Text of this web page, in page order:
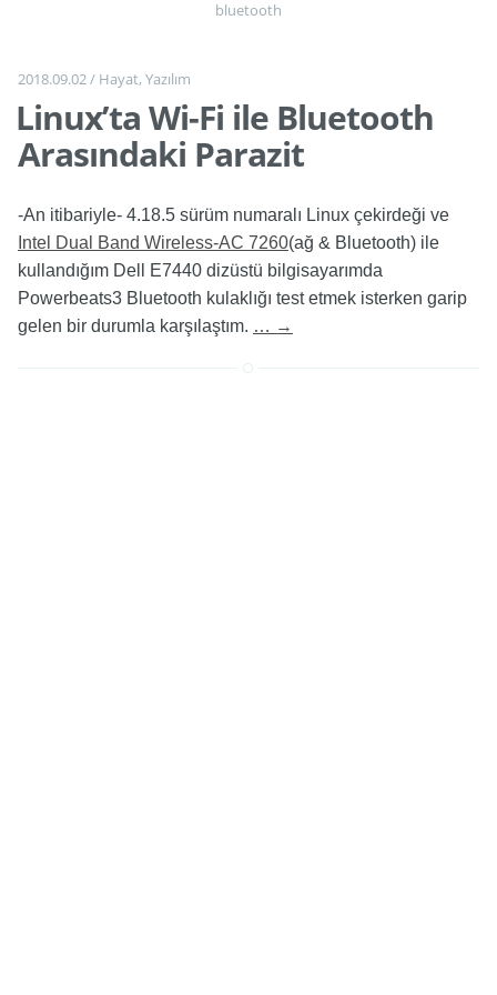
bluetooth
2018.09.02/ Hayat, Yazılım
Linux’ta Wi-Fi ile Bluetooth
Arasındaki Parazit
-An itibariyle- 4.18.5 sürüm numaralı Linux çekirdeği ve
Intel Dual Band Wireless-AC 7260(ağ & Bluetooth) ile
kullandığım Dell E7440 dizüstü bilgisayarımda
Powerbeats3 Bluetooth kulaklığı test etmek isterken garip
gelen bir durumla karşılaştım. … →